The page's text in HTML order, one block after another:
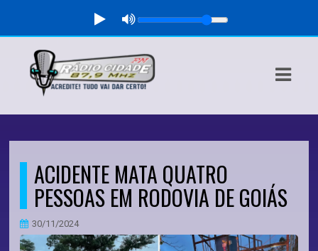
ACIDENTE MATA QUATRO
PESSOAS EM RODOVIA DE GOIÁS
30/11/2024